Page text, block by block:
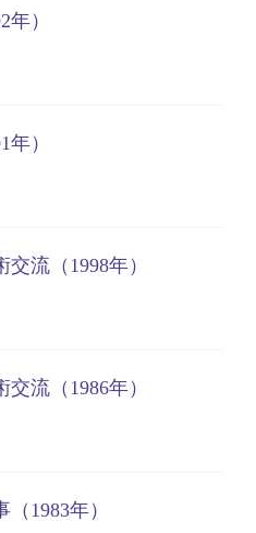
）
）
流（1998年）
流（1986年）
1983年）